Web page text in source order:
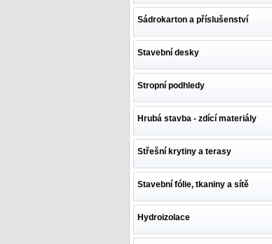
Sádrokarton a příslušenství
Stavební desky
Stropní podhledy
Hrubá stavba - zdící materiály
Střešní krytiny a terasy
Stavební fólie, tkaniny a sítě
Hydroizolace